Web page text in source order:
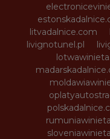
litvadalnice.com
livignotunel.pl